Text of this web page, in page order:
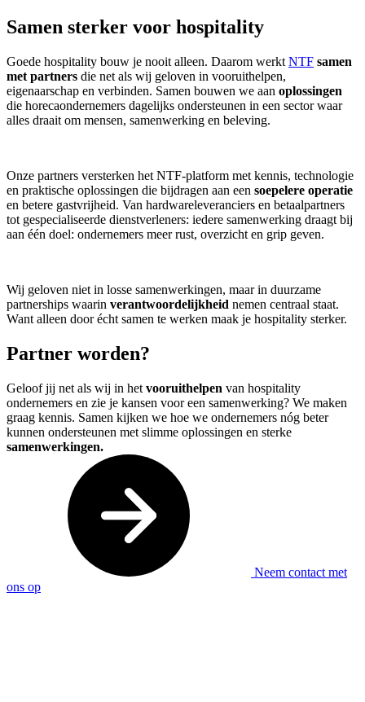
Samen sterker voor hospitality
Goede hospitality bouw je nooit alleen. Daarom werkt NTF samen
met partners die net als wij geloven in vooruithelpen,
eigenaarschap en verbinden. Samen bouwen we aan oplossingen
die horecaondernemers dagelijks ondersteunen in een sector waar
alles draait om mensen, samenwerking en beleving.
Onze partners versterken het NTF-platform met kennis, technologie
en praktische oplossingen die bijdragen aan een soepelere operatie
en betere gastvrijheid. Van hardwareleveranciers en betaalpartners
tot gespecialiseerde dienstverleners: iedere samenwerking draagt bij
aan één doel: ondernemers meer rust, overzicht en grip geven.
Wij geloven niet in losse samenwerkingen, maar in duurzame
partnerships waarin verantwoordelijkheid nemen centraal staat.
Want alleen door écht samen te werken maak je hospitality sterker.
Partner worden?
Geloof jij net als wij in het vooruithelpen van hospitality
ondernemers en zie je kansen voor een samenwerking? We maken
graag kennis. Samen kijken we hoe we ondernemers nóg beter
kunnen ondersteunen met slimme oplossingen en sterke
samenwerkingen.
Neem contact met
ons op